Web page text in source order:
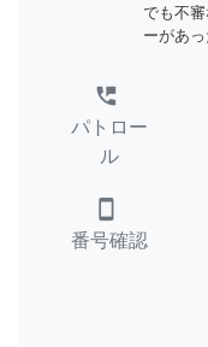
でも不
ーがあ
perm_phone_msg
パトロー
ル
smartphone
番号確認